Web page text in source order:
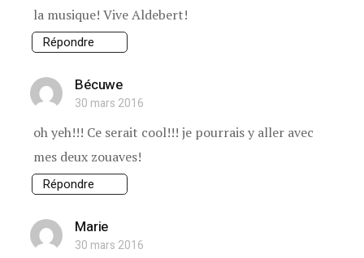
la musique! Vive Aldebert!
Répondre
Bécuwe
30 mars 2016
oh yeh!!! Ce serait cool!!! je pourrais y aller avec
mes deux zouaves!
Répondre
Marie
30 mars 2016